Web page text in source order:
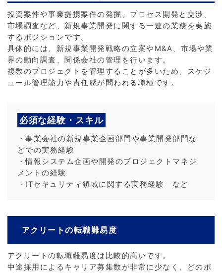
投資案件や事業提携案件の発掘、プロセス開発と交渉、
市場調査など、新規事業開発に関する一連の業務を実施
するポジションです。
具体的には、新規事業開発戦略の立案やM&A、市場や業
界の動向調査、関係会社の管理を行います。
複数のプロジェクトを管理することが多いため、スケジ
ュール管理能力や責任感が問われる職種です。
必須な経験・スキル
・事業会社の新規事業企画部門や事業開発部門な
どでの実務経験
・情報システム企画や開発のプロジェクトマネジ
メントの経験
・ITセキュリティ領域に関する実務経験 など
アクリートの転職難易度
アクリートの転職難易度は比較的高いです。
中途採用によるキャリア募集数が非常に少なく、どのポ